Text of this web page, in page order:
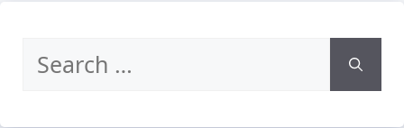
Search